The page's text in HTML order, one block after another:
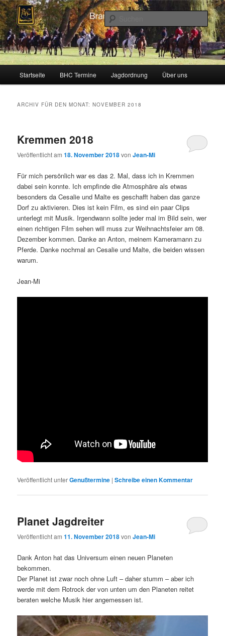
Zum
Inhalt
wechseln
Zum
sekundären
Inhalt
wechselnBrandenburger Hunting Club
Schleppjagden und Vielseitigkeitsreiten in Berlin und Brandenburg
Startseite BHC Termine Jagdordnung Über uns
ARCHIV FÜR DEN MONAT:NOVEMBER 2018
Kremmen 2018
Veröffentlicht am18. November 2018vonJean-Mi
Für mich persönlich war es das 2. Mal, dass ich in Kremmen
dabei sein konnte. Ich empfinde die Atmosphäre als etwas
besonders da Cesalie und Malte es geschafft haben das ganze
Dorf zu aktivieren. Dies ist kein Film, es sind ein paar Clips
unterlegt mit Musik. Irgendwann sollte jeder mal im Bild sein, wer
einen richtigen Film sehen will muss zur Weihnachtsfeier am 08.
Dezember kommen. Danke an Anton, meinem Kameramann zu
Pferde. Danke nochmal an Cesalie und Malte, die beiden wissen
warum.
Jean-Mi
Veröffentlicht unterGenußtermine |Schreibe einen Kommentar
Planet Jagdreiter
Veröffentlicht am11. November 2018vonJean-Mi
Dank Anton hat das Universum einen neuen Planeten
bekommen.
Der Planet ist zwar noch ohne Luft – daher stumm – aber ich
werde mit dem Rotrock der von unten um den Planeten reitet
beraten welche Musik hier angemessen ist.
Video-
Player